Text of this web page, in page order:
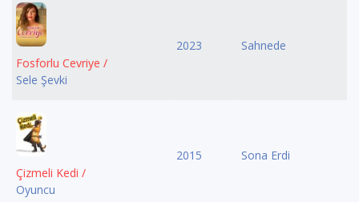
Fosforlu Cevriye /
Sele Şevki
2023 Sahnede
Çizmeli Kedi /
Oyuncu
2015 Sona Erdi